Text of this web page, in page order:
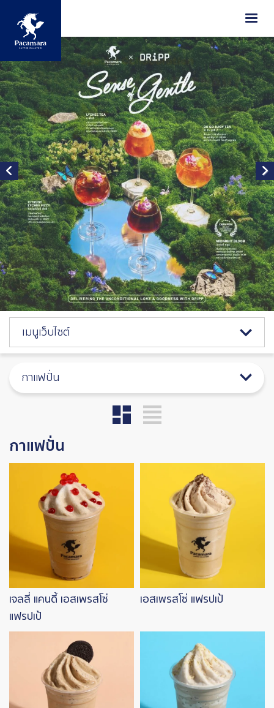
ข้ามไปยังเนื้อหาหลัก
Image
Image
Image
Image
Catalog Menu
เมนูเว็บไซต์
กาแฟปั่น
กาแฟปั่น
เจลลี่ แคนดี้ เอสเพรสโซ่
แฟรปเป้
เอสเพรสโซ่ แฟรปเป้